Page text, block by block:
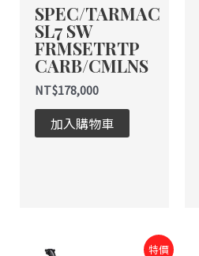
SPEC/TARMAC
SL7 SW
FRMSETRTP
CARB/CMLNS
NT$178,000
加入購物車
特價